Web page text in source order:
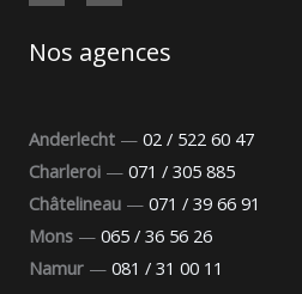
Nos agences
Anderlecht — 02 / 522 60 47
Charleroi — 071 / 305 885
Châtelineau — 071 / 39 66 91
Mons — 065 / 36 56 26
Namur — 081 / 31 00 11